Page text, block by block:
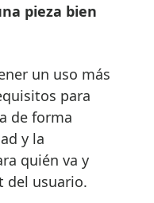
pieza bien
un uso más
para
de forma
y la
quién va y
del usuario.